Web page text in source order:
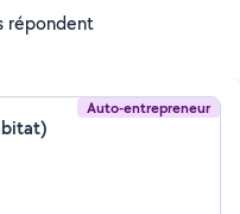
répondent
Auto-entrepreneur